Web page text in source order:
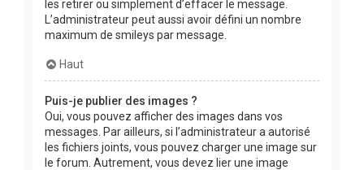
les retirer ou simplement d’effacer le message.
L’administrateur peut aussi avoir défini un nombre
maximum de smileys par message.
Haut
Puis-je publier des images ?
Oui, vous pouvez afficher des images dans vos
messages. Par ailleurs, si l’administrateur a autorisé
les fichiers joints, vous pouvez charger une image sur
le forum. Autrement, vous devez lier une image